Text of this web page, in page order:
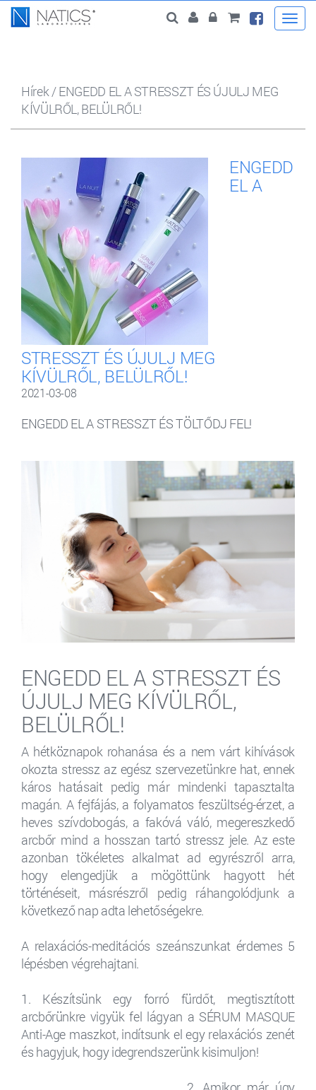
Hírek/ENGEDD EL A STRESSZT ÉS ÚJULJ MEG
KÍVÜLRŐL, BELÜLRŐL!
ENGEDD
EL A
STRESSZT ÉS ÚJULJ MEG
KÍVÜLRŐL, BELÜLRŐL!
2021-03-08
ENGEDD EL A STRESSZT ÉS TÖLTŐDJ FEL!
ENGEDD EL A STRESSZT ÉS
ÚJULJ MEG KÍVÜLRŐL,
BELÜLRŐL!
A hétköznapok rohanása és a nem várt kihívások
okozta stressz az egész szervezetünkre hat, ennek
káros hatásait pedig már mindenki tapasztalta
magán. A fejfájás, a folyamatos feszültség-érzet, a
heves szívdobogás, a fakóvá váló, megereszkedő
arcbőr mind a hosszan tartó stressz jele. Az este
azonban tökéletes alkalmat ad egyrészről arra,
hogy elengedjük a mögöttünk hagyott hét
történéseit, másrészről pedig ráhangolódjunk a
következő nap adta lehetőségekre.
A relaxációs-meditációs szeánszunkat érdemes 5
lépésben végrehajtani.
1. Készítsünk egy forró fürdőt, megtisztított
arcbőrünkre vigyük fel lágyan a SÉRUM MASQUE
Anti-Age maszkot, indítsunk el egy relaxációs zenét
és hagyjuk, hogy idegrendszerünk kisimuljon!